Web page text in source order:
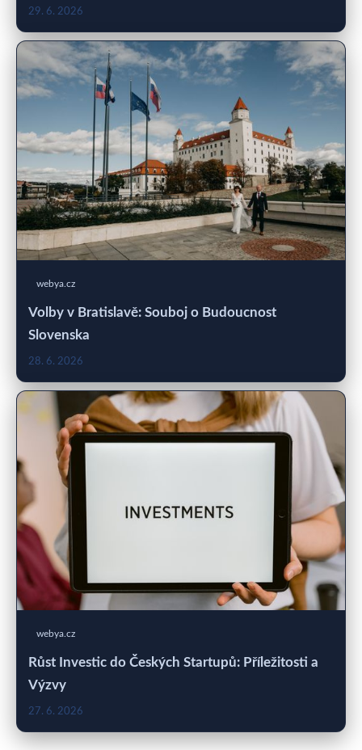
29. 6. 2026
webya.cz
Volby v Bratislavě: Souboj o Budoucnost
Slovenska
28. 6. 2026
webya.cz
Růst Investic do Českých Startupů: Příležitosti a
Výzvy
27. 6. 2026